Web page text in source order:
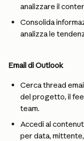
analizzare il
Consolida
analizza le
Email di Outlook
Cerca thread
del progetto, il
team.
Accedi al
per data,